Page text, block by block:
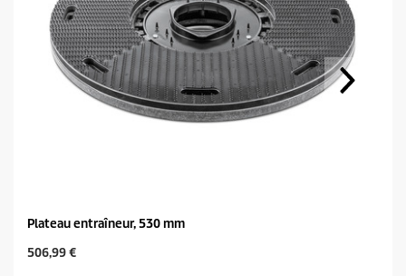
Plateau entraîneur, 530 mm
C
506,99 €